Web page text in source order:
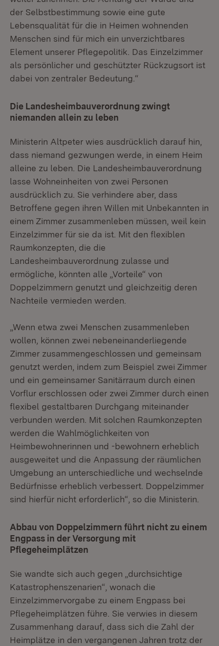
der Selbstbestimmung sowie eine gute
Lebensqualität für die in Heimen wohnenden
Menschen sind für mich ein unverzichtbares
Element unserer Pflegepolitik. Das Einzelzimmer
als persönlicher und geschützter Rückzugsort ist
dabei von zentraler Bedeutung.“
Die Landesheimbauverordnung zwingt
niemanden allein zu leben
Ministerin Altpeter wies ausdrücklich darauf hin,
dass niemand gezwungen werde, in einem Heim
alleine zu leben. Die Landesheimbauverordnung
lasse Wohneinheiten von zwei Personen
ausdrücklich zu. Sie verhindere aber, dass
Betroffene gegen ihren Willen mit Unbekannten in
einem Zimmer zusammenleben müssen, weil kein
Einzelzimmer für sie da ist. Mit den flexiblen
Raumkonzepten, die die
Landesheimbauverordnung zulasse und
ermögliche, könnten alle „Vorteile“ von
Doppelzimmern genutzt und gleichzeitig deren
Nachteile vermieden werden.
„Wenn etwa zwei Menschen zusammenleben
wollen, können zwei nebeneinanderliegende
Zimmer zusammengeschlossen und gemeinsam
genutzt werden, indem zum Beispiel zwei Zimmer
und ein gemeinsamer Sanitärraum durch einen
Vorflur erschlossen oder zwei Zimmer durch einen
flexibel gestaltbaren Durchgang miteinander
verbunden werden. Mit solchen Raumkonzepten
werden die Wahlmöglichkeiten von
Heimbewohnerinnen und -bewohnern erheblich
ausgeweitet und die Anpassung der räumlichen
Umgebung an unterschiedliche und wechselnde
Bedürfnisse erheblich verbessert. Doppelzimmer
sind hierfür nicht erforderlich“, so die Ministerin.
Abbau von Doppelzimmern führt nicht zu einem
Engpass in der Versorgung mit
Pflegeheimplätzen
Sie wandte sich auch gegen „durchsichtige
Katastrophenszenarien“, wonach die
Einzelzimmervorgabe zu einem Engpass bei
Pflegeheimplätzen führe. Sie verwies in diesem
Zusammenhang darauf, dass sich die Zahl der
Heimplätze in den vergangenen Jahren trotz der